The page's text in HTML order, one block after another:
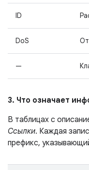
ID
DoS
—
3. Что означает
В таблицах с
Ссылки. Каждая
префикс,